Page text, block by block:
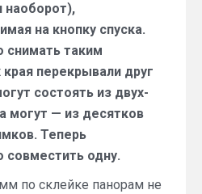
наоборот),
на кнопку спуска.
снимать таким
перекрывали друг
состоять из двух-
могут — из десятков
Теперь
одну.
по склейке панорам не